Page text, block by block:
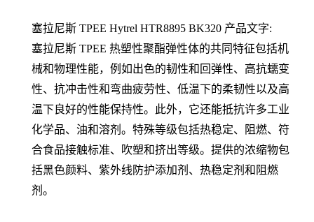
塞拉尼斯 TPEE Hytrel HTR8895 BK320 产品文字:
塞拉尼斯 TPEE 热塑性聚酯弹性体的共同特征包括机
械和物理性能，例如出色的韧性和回弹性、高抗蠕变
性、抗冲击性和弯曲疲劳性、低温下的柔韧性以及高
温下良好的性能保持性。此外，它还能抵抗许多工业
化学品、油和溶剂。特殊等级包括热稳定、阻燃、符
合食品接触标准、吹塑和挤出等级。提供的浓缩物包
括黑色颜料、紫外线防护添加剂、热稳定剂和阻燃
剂。